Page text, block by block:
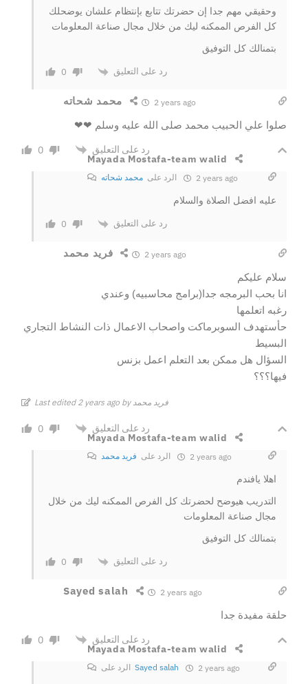
وحقيقي مهم جدا إن حضرتك تتابع بإنتظام علشان يوضحلك
كل الفرص الممكنه ليك من خلال مجال صناعة المعلومات
بتمنالك كل التوفيق
0 رد على التعليق
محمد شحاته 2 years ago
صلوا علي الحبيب محمد صلى الله عليه وسلم ❤❤
0 رد على التعليق
Mayada Mostafa-team walid
الرد على محمد شحاته 2 years ago
عليه افضل الصلاة والسلام
0 رد على التعليق
فريد محمد 2 years ago
سلام عليكم
انا بحب البرمجه جدا(برامج محاسبيه) وعندي
رغبه اتعلمها
حأستهدف السوبرماكت واصحاب الاعمال ذات النشاط التجاري
البسيط
السؤال هل ممكن بعد التعلم اعمل بزنس
فيها؟؟؟
Last edited 2 years ago by فريد محمد
0 رد على التعليق
Mayada Mostafa-team walid
الرد على فريد محمد 2 years ago
اهلا يافندم
التدريب هيوضح لحضرتك كل الفرص الممكنه ليك من خلال
مجال صناعة المعلومات
بتمنالك كل التوفيق
0 رد على التعليق
Sayed salah 2 years ago
حلقة مفيدة جدا
0 رد على التعليق
Mayada Mostafa-team walid
Sayed salah 2 years ago